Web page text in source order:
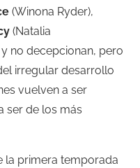
(Winona Ryder),
(Natalia
no decepcionan, pero
irregular desarrollo
vuelven a ser
ser de los más
la primera temporada